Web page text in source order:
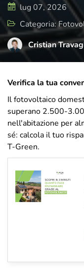
lug 07, 2026
Categoria:
Cristian
Verifica la tua
Il fotovoltaico
superano 2.500-
nell'abitazione per
sé: calcola il tuo
T-Green.
di cura e
e il futuro
sguardo